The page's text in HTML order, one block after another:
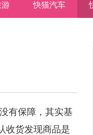
游 快猫汽车
有保障，其实基
收货发现商品是